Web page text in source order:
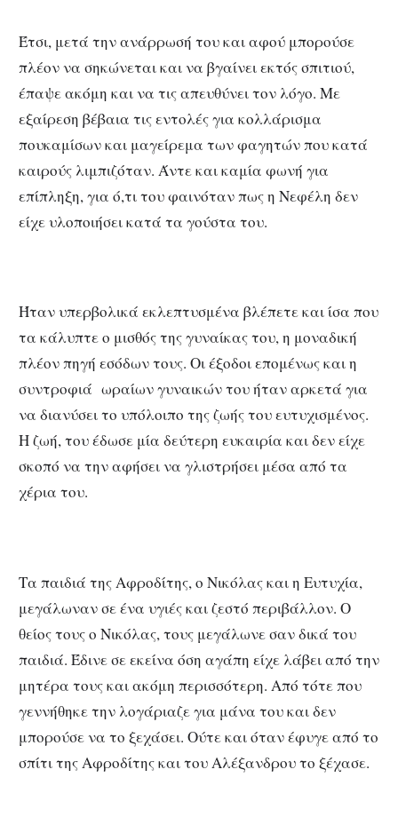
Έτσι, μετά την ανάρρωσή του και αφού μπορούσε
πλέον να σηκώνεται και να βγαίνει εκτός σπιτιού,
έπαψε ακόμη και να τις απευθύνει τον λόγο. Με
εξαίρεση βέβαια τις εντολές για κολλάρισμα
πουκαμίσων και μαγείρεμα των φαγητών που κατά
καιρούς λιμπιζόταν. Άντε και καμία φωνή για
επίπληξη, για ό,τι του φαινόταν πως η Νεφέλη δεν
είχε υλοποιήσει κατά τα γούστα του.
Ήταν υπερβολικά εκλεπτυσμένα βλέπετε και ίσα που
τα κάλυπτε ο μισθός της γυναίκας του, η μοναδική
πλέον πηγή εσόδων τους. Οι έξοδοι επομένως και η
συντροφιά ωραίων γυναικών του ήταν αρκετά για
να διανύσει το υπόλοιπο της ζωής του ευτυχισμένος.
Η ζωή, του έδωσε μία δεύτερη ευκαιρία και δεν είχε
σκοπό να την αφήσει να γλιστρήσει μέσα από τα
χέρια του.
Τα παιδιά της Αφροδίτης, ο Νικόλας και η Ευτυχία,
μεγάλωναν σε ένα υγιές και ζεστό περιβάλλον. Ο
θείος τους ο Νικόλας, τους μεγάλωνε σαν δικά του
παιδιά. Έδινε σε εκείνα όση αγάπη είχε λάβει από την
μητέρα τους και ακόμη περισσότερη. Από τότε που
γεννήθηκε την λογάριαζε για μάνα του και δεν
μπορούσε να το ξεχάσει. Ούτε και όταν έφυγε από το
σπίτι της Αφροδίτης και του Αλέξανδρου το ξέχασε.